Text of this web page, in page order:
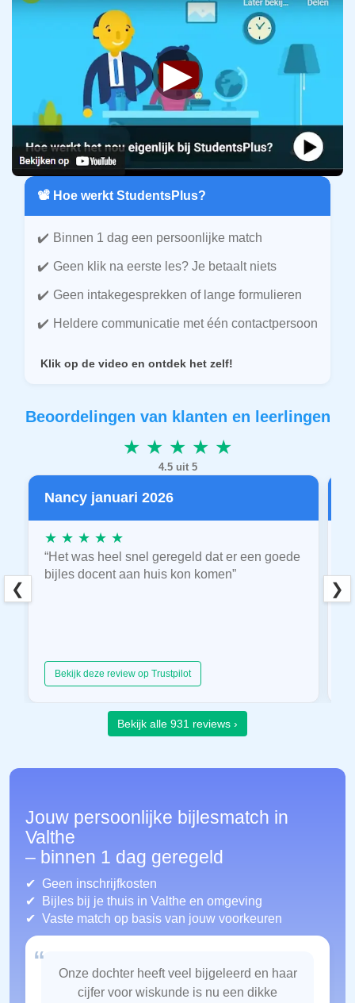
▶
📽️ Hoe werkt StudentsPlus?
Binnen 1 dag een persoonlijke match
Geen klik na eerste les? Je betaalt niets
Geen intakegesprekken of lange formulieren
Heldere communicatie met één contactpersoon
Klik op de video en ontdek het zelf!
Beoordelingen van klanten en leerlingen
★ ★ ★ ★ ★
4.5 uit 5
Nancy januari 2026
★ ★ ★ ★ ★
“Het was heel snel geregeld dat er een goede
bijles docent aan huis kon komen”
Bekijk deze review op Trustpilot
❮ ❯
Bekijk alle 931 reviews ›
Jouw persoonlijke bijlesmatch in
Valthe
– binnen 1 dag geregeld
Geen inschrijfkosten
Bijles bij je thuis in Valthe en omgeving
Vaste match op basis van jouw voorkeuren
“
Onze dochter heeft veel bijgeleerd en haar
cijfer voor wiskunde is nu een dikke